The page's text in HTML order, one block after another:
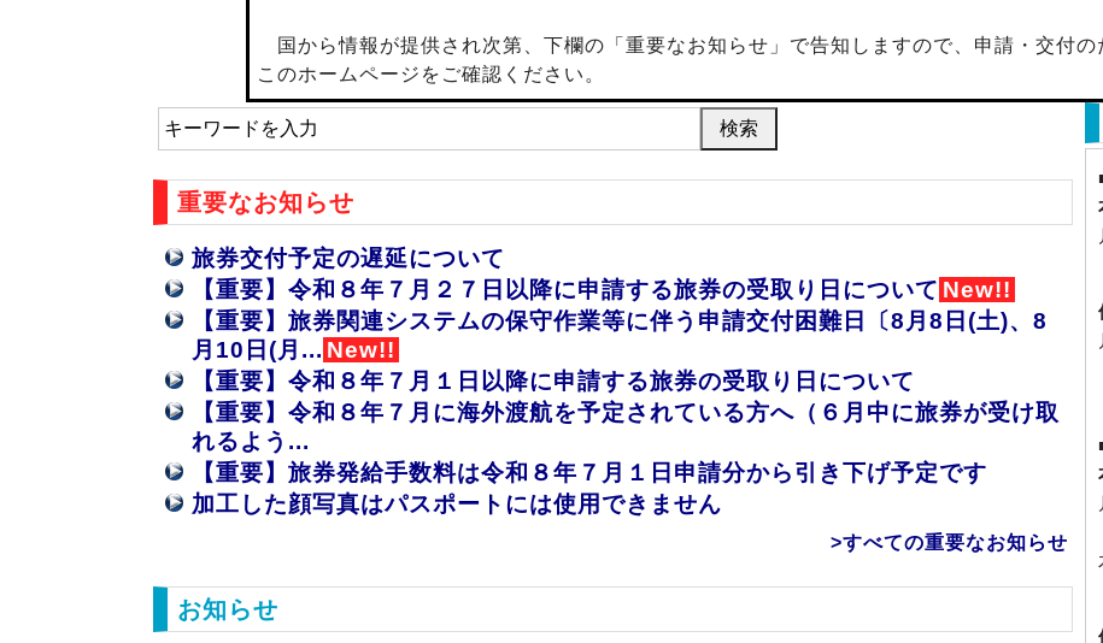
国から情報が提供され次第、下欄の「重要なお知らせ」で告知しますので、申請・交付
このホームページをご確認ください。
重要なお知らせ
旅券交付予定の遅延について
【重要】令和８年７月２７日以降に申請する旅券の受取り日について New!!
【重要】旅券関連システムの保守作業等に伴う申請交付困難日〔8月8日(土)、8
月10日(月... New!!
【重要】令和８年７月１日以降に申請する旅券の受取り日について
【重要】令和８年７月に海外渡航を予定されている方へ（６月中に旅券が受け取
れるよう...
【重要】旅券発給手数料は令和８年７月１日申請分から引き下げ予定です
加工した顔写真はパスポートには使用できません
>すべての重要なお知らせ
お知らせ